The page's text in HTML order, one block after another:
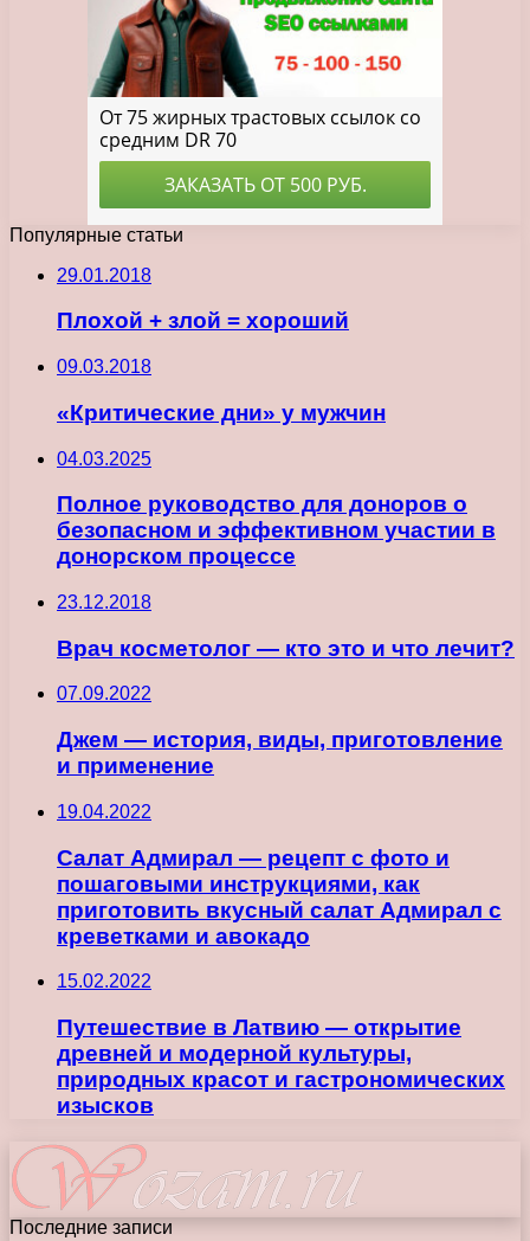
Популярные статьи
29.01.2018
Плохой + злой = хороший
09.03.2018
«Критические дни» у мужчин
04.03.2025
Полное руководство для доноров о
безопасном и эффективном участии в
донорском процессе
23.12.2018
Врач косметолог — кто это и что лечит?
07.09.2022
Джем — история, виды, приготовление
и применение
19.04.2022
Салат Адмирал — рецепт с фото и
пошаговыми инструкциями, как
приготовить вкусный салат Адмирал с
креветками и авокадо
15.02.2022
Путешествие в Латвию — открытие
древней и модерной культуры,
природных красот и гастрономических
изысков
Последние записи